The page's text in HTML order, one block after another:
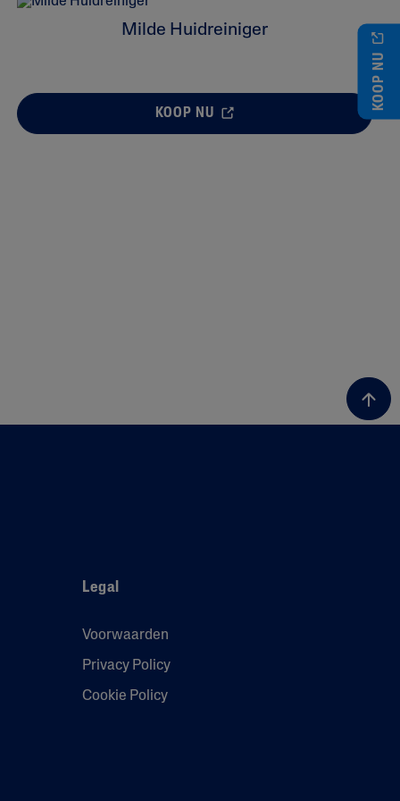
Milde Huidreiniger
KOOP NU
KOOP NU
Legal
Voorwaarden
Privacy Policy
Cookie Policy